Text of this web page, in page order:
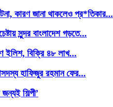
কারণ জানা থাকলেও প্র*তিকার...
সুন্দর বাংলাদেশ গড়তে...
ইলিশ, বিক্রি ৪৮ লাখ...
হাফিজুর রহমান ফের...
শিল্পী’